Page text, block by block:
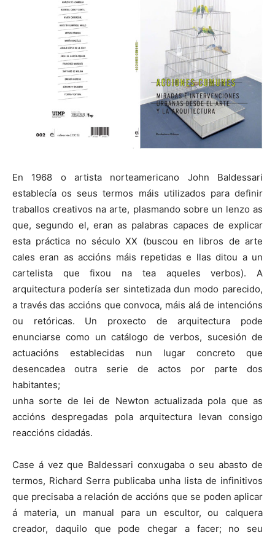
En 1968 o artista norteamericano John Baldessari
establecía os seus termos máis utilizados para definir
traballos creativos na arte, plasmando sobre un lenzo as
que, segundo el, eran as palabras capaces de explicar
esta práctica no século XX (buscou en libros de arte
cales eran as accións máis repetidas e llas ditou a un
cartelista que fixou na tea aqueles verbos). A
arquitectura podería ser sintetizada dun modo parecido,
a través das accións que convoca, máis alá de intencións
ou retóricas. Un proxecto de arquitectura pode
enunciarse como un catálogo de verbos, sucesión de
actuacións establecidas nun lugar concreto que
desencadea outra serie de actos por parte dos
habitantes;
unha sorte de lei de Newton actualizada pola que as
accións despregadas pola arquitectura levan consigo
reaccións cidadás.
Case á vez que Baldessari conxugaba o seu abasto de
termos, Richard Serra publicaba unha lista de infinitivos
que precisaba a relación de accións que se poden aplicar
á materia, un manual para un escultor, ou calquera
creador, daquilo que pode chegar a facer; no seu